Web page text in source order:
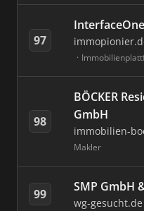
97
98
BÖCKER
GmbH
immobilien-
Makler
99 SMP GmbH
wg-gesucht.de